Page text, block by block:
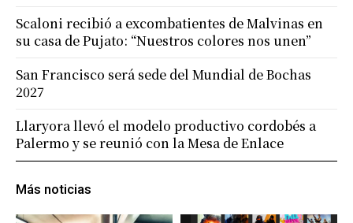
Más noticias
Scaloni recibió a excombatientes de Malvinas en
su casa de Pujato: “Nuestros colores nos unen”
San Francisco será sede del Mundial de Bochas
2027
Llaryora llevó el modelo productivo cordobés a
Palermo y se reunió con la Mesa de Enlace